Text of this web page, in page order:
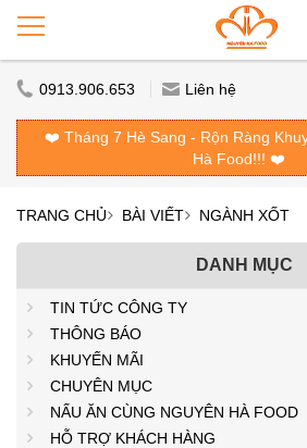
0913.906.653 Liên hệ
❤️ Tháng 7 Hè Sang - Rộn Ràng
Hà Food!!! ❤️
TRANG CHỦ BÀI VIẾT NGÀNH XỐT
DANH MỤC
TIN TỨC CÔNG TY
THÔNG BÁO
KHUYẾN MÃI
CHUYÊN MỤC
NẤU ĂN CÙNG NGUYÊN HÀ FOOD
HỖ TRỢ KHÁCH HÀNG